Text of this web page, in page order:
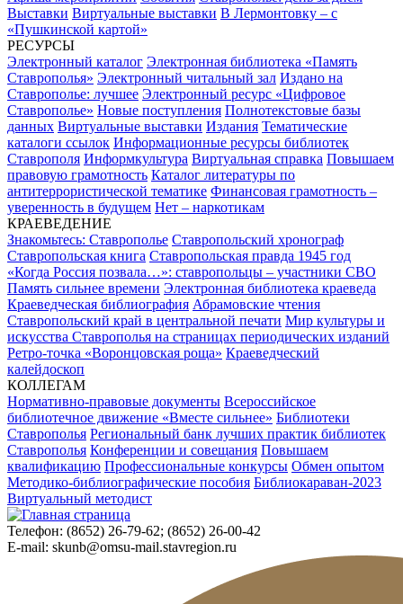
Выставки Виртуальные выставки В Лермонтовку – с
«Пушкинской картой»
РЕСУРСЫ
Электронный каталог Электронная библиотека «Память
Ставрополья» Электронный читальный зал Издано на
Ставрополье: лучшее Электронный ресурс «Цифровое
Ставрополье» Новые поступления Полнотекстовые базы
данных Виртуальные выставки Издания Тематические
каталоги ссылок Информационные ресурсы библиотек
Ставрополя Информкультура Виртуальная справка Повышаем
правовую грамотность Каталог литературы по
антитеррористической тематике Финансовая грамотность –
уверенность в будущем Нет – наркотикам
КРАЕВЕДЕНИЕ
Знакомьтесь: Ставрополье Ставропольский хронограф
Ставропольская книга Ставропольская правда 1945 год
«Когда Россия позвала…»: ставропольцы – участники СВО
Память сильнее времени Электронная библиотека краеведа
Краеведческая библиография Абрамовские чтения
Ставропольский край в центральной печати Мир культуры и
искусства Ставрополья на страницах периодических изданий
Ретро-точка «Воронцовская роща» Краеведческий
калейдоскоп
КОЛЛЕГАМ
Нормативно-правовые документы Всероссийское
библиотечное движение «Вместе сильнее» Библиотеки
Ставрополья Региональный банк лучших практик библиотек
Ставрополья Конференции и совещания Повышаем
квалификацию Профессиональные конкурсы Обмен опытом
Методико-библиографические пособия Библиокараван-2023
Виртуальный методист
Телефон: (8652) 26-79-62; (8652) 26-00-42
E-mail: skunb@omsu-mail.stavregion.ru